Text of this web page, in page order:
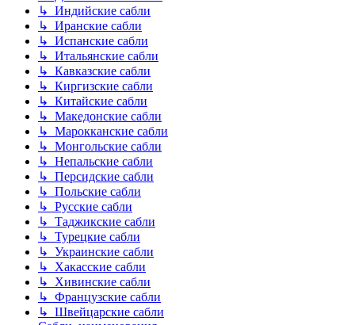
↳ Индийские сабли
↳ Иранские сабли
↳ Испанские сабли
↳ Итальянские сабли
↳ Кавказские сабли
↳ Киргизские сабли
↳ Китайские сабли
↳ Македонские сабли
↳ Марокканские сабли
↳ Монгольские сабли
↳ Непальские сабли
↳ Персидские сабли
↳ Польские сабли
↳ Русские сабли
↳ Таджикские сабли
↳ Турецкие сабли
↳ Украинские сабли
↳ Хакасские сабли
↳ Хивинские сабли
↳ Французские сабли
↳ Швейцарские сабли